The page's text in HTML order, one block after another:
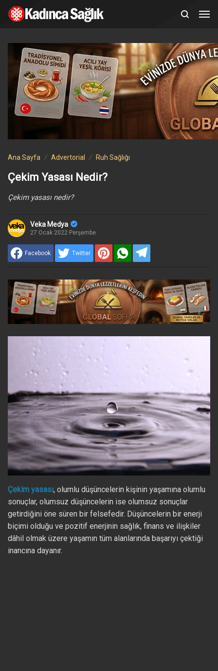
Ana Sayfa Advertorial Ruh Sağlığı
Çekim Yasası Nedir?
Çekim yasası nedir?
Veka Medya
27 Ocak 2022 Perşembe
Facebook Twitter
Çekim yasası, olumlu düşüncelerin kişinin yaşamına olumlu
sonuçlar, olumsuz düşüncelerin ise olumsuz sonuçlar
getirdiğini öne süren bir felsefedir. Düşüncelerin bir enerji
biçimi olduğu ve pozitif enerjinin sağlık, finans ve ilişkiler
dâhil olmak üzere yaşamın tüm alanlarında başarıyı çektiği
inancına dayanır.